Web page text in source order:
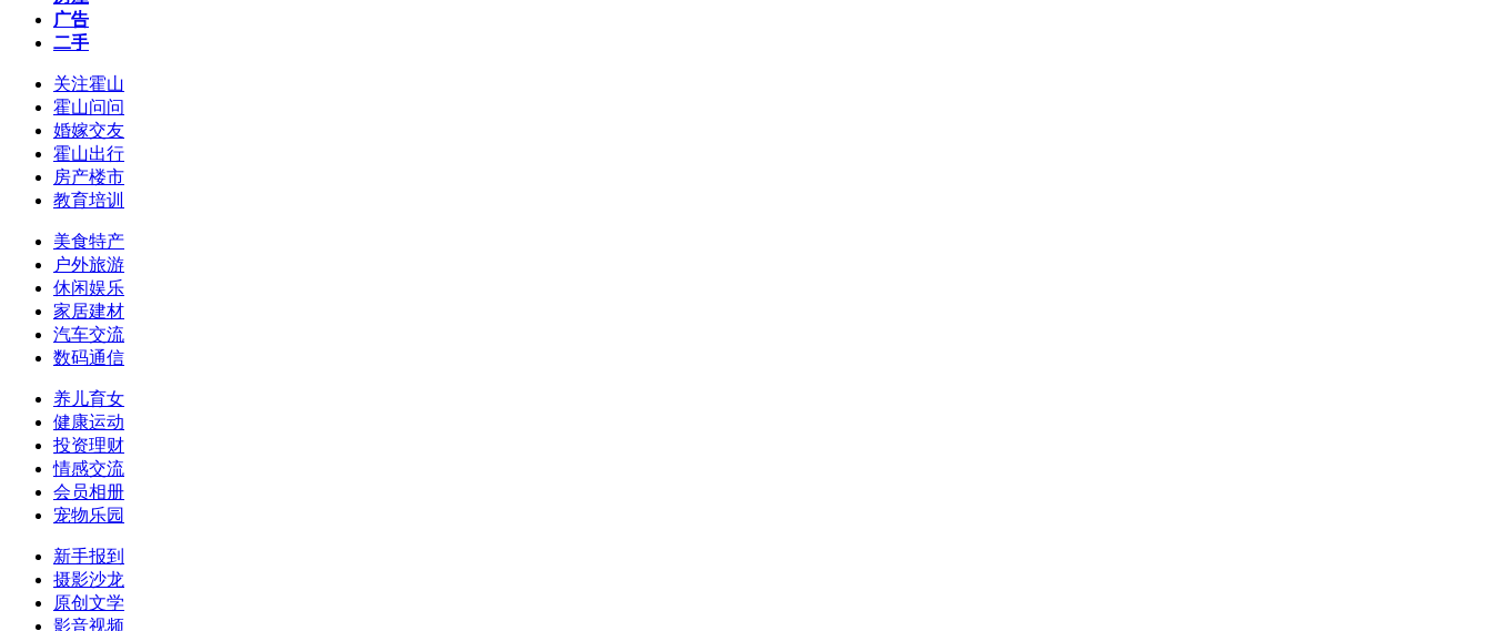
广告
二手
关注霍山
霍山问问
婚嫁交友
霍山出行
房产楼市
教育培训
美食特产
户外旅游
休闲娱乐
家居建材
汽车交流
数码通信
养儿育女
健康运动
投资理财
情感交流
会员相册
宠物乐园
新手报到
摄影沙龙
原创文学
影音视频